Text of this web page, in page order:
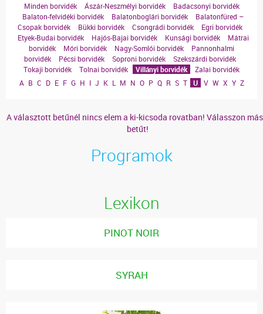
Minden borvidék Ászár-Neszmélyi borvidék
Badacsonyi borvidék
Balaton-felvidéki borvidék
Balatonboglári borvidék
Balatonfüred –
Csopak borvidék
Bükki borvidék Csongrádi borvidék
Egri borvidék
Etyek-Budai borvidék
Hajós-Bajai borvidék Kunsági borvidék
Mátrai
borvidék
Móri borvidék Nagy-Somlói borvidék
Pannonhalmi
borvidék
Pécsi borvidék Soproni borvidék
Szekszárdi borvidék
Tokaji borvidék
Tolnai borvidék Villányi borvidék
Zalai borvidék
A B C D E F G H I J K L M N O P Q R S T U V W X Y Z
A választott betűnél nincs elem a ki-kicsoda rovatban! Válasszon
betűt!
Programok
Lexikon
PINOT NOIR
SYRAH